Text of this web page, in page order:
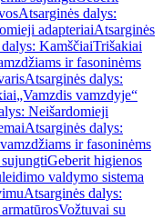
Atsarginės dalys:
adapteriaiAtsarginės
KamščiaiTrišakiai
ir fasoninėms
Atsarginės dalys:
„Vamzdis vamzdyje“
Neišardomieji
Atsarginės dalys:
ir fasoninėms
Geberit higienos
valdymo sistema
Atsarginės dalys:
Vožtuvai su